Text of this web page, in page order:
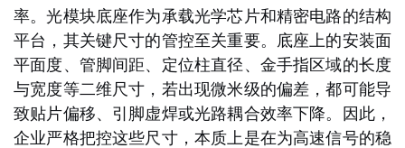
率。光模块底座作为承载光学芯片和精密电路的结构
平台，其关键尺寸的管控至关重要。底座上的安装面
平面度、管脚间距、定位柱直径、金手指区域的长度
与宽度等二维尺寸，若出现微米级的偏差，都可能导
致贴片偏移、引脚虚焊或光路耦合效率下降。因此，
企业严格把控这些尺寸，本质上是在为高速信号的稳